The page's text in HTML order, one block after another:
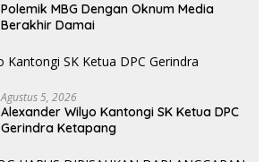
Polemik MBG Dengan Oknum Media
Berakhir Damai
Agustus 5, 2026
Alexander Wilyo Kantongi SK Ketua DPC
Gerindra Ketapang